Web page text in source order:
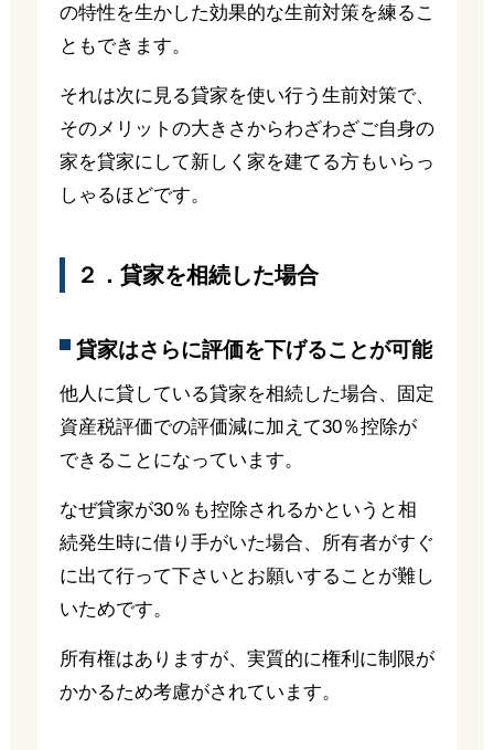
の特性を生かした効果的な生前対策を練るこ
ともできます。
それは次に見る貸家を使い行う生前対策で、
そのメリットの大きさからわざわざご自身の
家を貸家にして新しく家を建てる方もいらっ
しゃるほどです。
２．貸家を相続した場合
貸家はさらに評価を下げることが可能
他人に貸している貸家を相続した場合、固定
資産税評価での評価減に加えて30％控除が
できることになっています。
なぜ貸家が30％も控除されるかというと相
続発生時に借り手がいた場合、所有者がすぐ
に出て行って下さいとお願いすることが難し
いためです。
所有権はありますが、実質的に権利に制限が
かかるため考慮がされています。